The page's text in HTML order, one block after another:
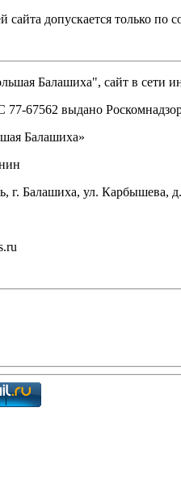
допускается только
Балашиха", сайт в сети
67562 выдано
Балашиха»
г. Балашиха, ул. Карбышева,